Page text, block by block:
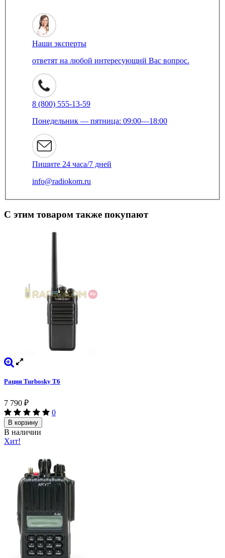
Наши эксперты
ответят на любой интересующий Вас вопрос.
8 (800) 555-13-59
Понедельник — пятница: 09:00—18:00
Пишите 24 часа/7 дней
info@radiokom.ru
С этим товаром также покупают
Рация Turbosky T6
7 790 ₽
0
В корзину
В наличии
Хит!